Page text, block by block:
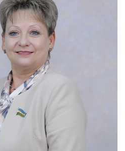
устойчивой кормовой
…